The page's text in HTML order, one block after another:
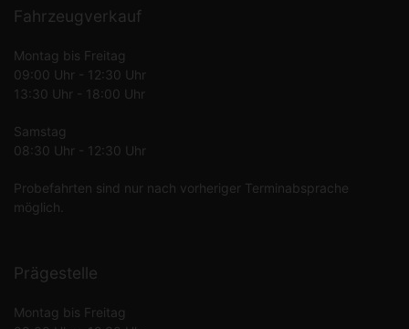
Fahrzeugverkauf
Montag bis Freitag
09:00 Uhr - 12:30 Uhr
13:30 Uhr - 18:00 Uhr
Samstag
08:30 Uhr - 12:30 Uhr
Probefahrten sind nur nach vorheriger Terminabsprache
möglich.
Prägestelle
Montag bis Freitag